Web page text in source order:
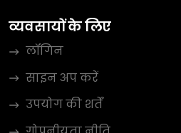
व्यवसायों के लिए
लॉगिन
साइन अप करें
उपयोग की शर्तें